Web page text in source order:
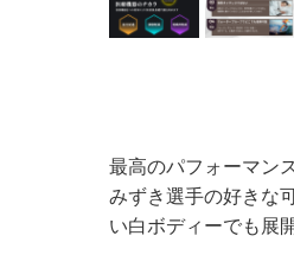
最高のパフォーマン
みずき選手の好きな
い白ボディーでも展